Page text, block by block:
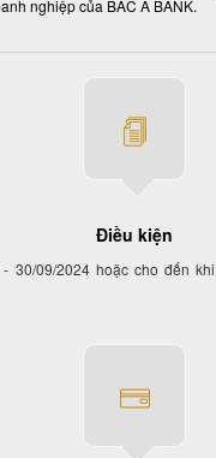
nghiệp của BAC A BANK.
Điều kiện
- 30/09/2024 hoặc cho đến